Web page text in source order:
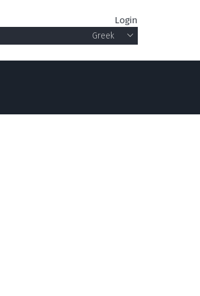
Login
Greek